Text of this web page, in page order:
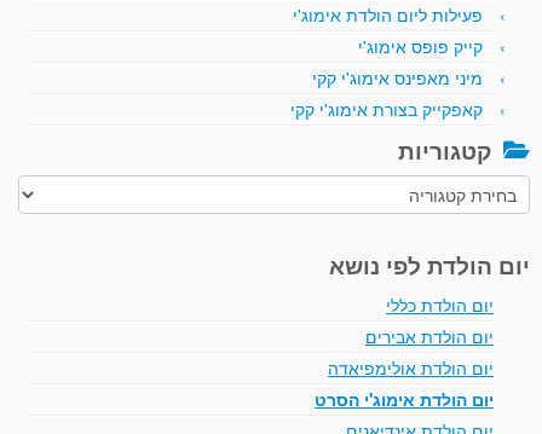
פעילות ליום הולדת אימוג'י
קייק פופס אימוג'י
מיני מאפינס אימוג'י קקי
קאפקייק בצורת אימוג'י קקי
קטגוריות
קטגוריות
יום הולדת לפי נושא
יום הולדת כללי
יום הולדת אבירים
יום הולדת אולימפיאדה
יום הולדת אימוג'י הסרט